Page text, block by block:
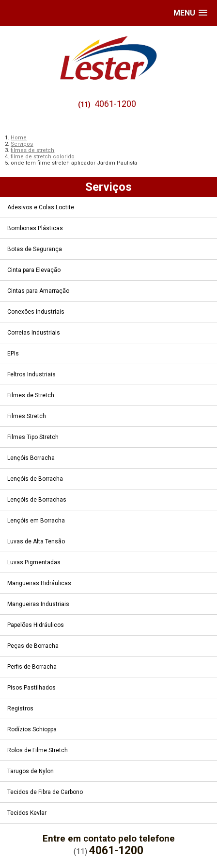
MENU
(11) 4061-1200
Home
Serviços
filmes de stretch
filme de stretch colorido
onde tem filme stretch aplicador Jardim Paulista
Serviços
Adesivos e Colas Loctite
Bombonas Plásticas
Botas de Segurança
Cinta para Elevação
Cintas para Amarração
Conexões Industriais
Correias Industriais
EPIs
Feltros Industriais
Filmes de Stretch
Filmes Stretch
Filmes Tipo Stretch
Lençóis Borracha
Lençóis de Borracha
Lençóis de Borrachas
Lençóis em Borracha
Luvas de Alta Tensão
Luvas Pigmentadas
Mangueiras Hidráulicas
Mangueiras Industriais
Papelões Hidráulicos
Peças de Borracha
Perfis de Borracha
Pisos Pastilhados
Registros
Rodízios Schioppa
Rolos de Filme Stretch
Tarugos de Nylon
Tecidos de Fibra de Carbono
Tecidos Kevlar
Entre em contato pelo telefone
(11) 4061-1200